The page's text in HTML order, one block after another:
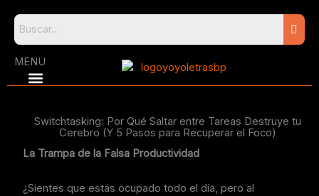
content
MENU
Switchtasking: Por Qué Saltar entre Tareas Destruye tu
Cerebro (Y 5 Pasos para Recuperar el Foco)
La Trampa de la Falsa Productividad
¿Sientes que estás ocupado todo el día, pero al